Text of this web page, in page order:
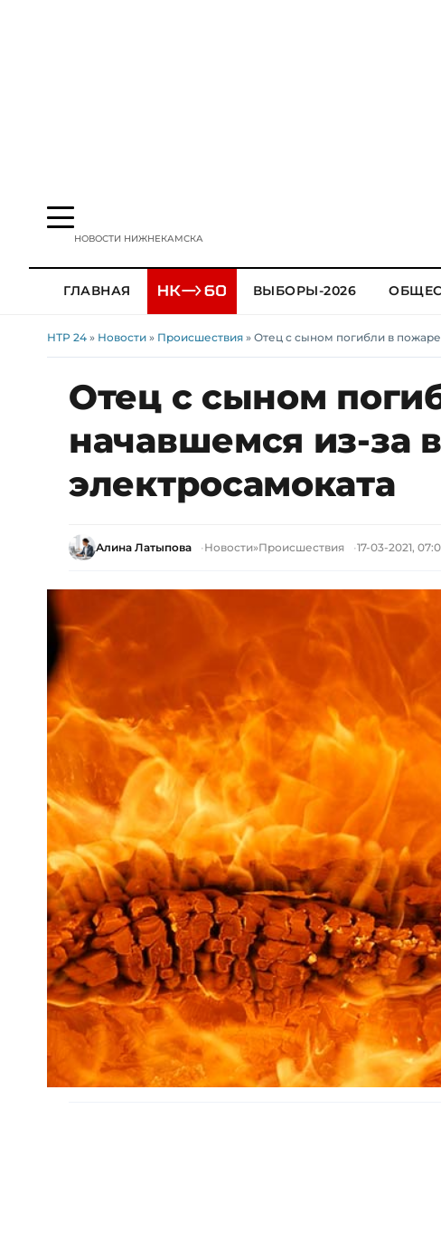
НОВОСТИ НИЖНЕКАМСКА
ГЛАВНАЯ ВЫБОРЫ-2026
НТР 24 » Новости » Происшествия » Отец с сыном погибли в
Отец с сыном
начавшемся из-за
электросамоката
Алина Латыпова Новости»Происшествия 17-03-2021,